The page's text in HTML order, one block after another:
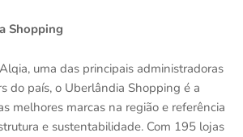
Shopping
uma das principais administradoras
do país, o Uberlândia Shopping é a
melhores marcas na região e referência
e sustentabilidade. Com 195 lojas